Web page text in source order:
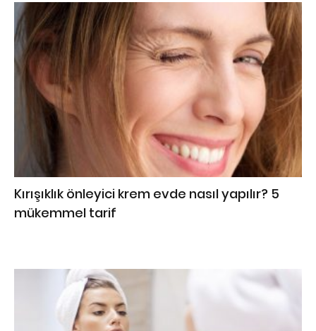
Kırışıklık önleyici krem evde nasıl yapılır? 5
mükemmel tarif